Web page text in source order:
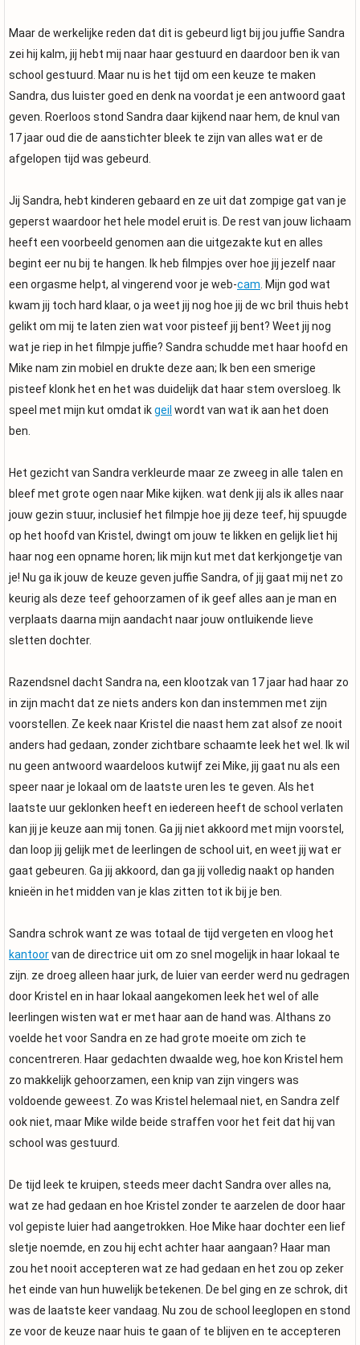
Maar de werkelijke reden dat dit is gebeurd ligt bij jou juffie Sandra
zei hij kalm, jij hebt mij naar haar gestuurd en daardoor ben ik van
school gestuurd. Maar nu is het tijd om een keuze te maken
Sandra, dus luister goed en denk na voordat je een antwoord gaat
geven. Roerloos stond Sandra daar kijkend naar hem, de knul van
17 jaar oud die de aanstichter bleek te zijn van alles wat er de
afgelopen tijd was gebeurd.
Jij Sandra, hebt kinderen gebaard en ze uit dat zompige gat van je
geperst waardoor het hele model eruit is. De rest van jouw lichaam
heeft een voorbeeld genomen aan die uitgezakte kut en alles
begint eer nu bij te hangen. Ik heb filmpjes over hoe jij jezelf naar
een orgasme helpt, al vingerend voor je web-cam . Mijn god wat
kwam jij toch hard klaar, o ja weet jij nog hoe jij de wc bril thuis hebt
gelikt om mij te laten zien wat voor pisteef jij bent? Weet jij nog
wat je riep in het filmpje juffie? Sandra schudde met haar hoofd en
Mike nam zin mobiel en drukte deze aan; Ik ben een smerige
pisteef klonk het en het was duidelijk dat haar stem oversloeg. Ik
speel met mijn kut omdat ikgeil wordt van wat ik aan het doen
ben.
Het gezicht van Sandra verkleurde maar ze zweeg in alle talen en
bleef met grote ogen naar Mike kijken. wat denk jij als ik alles naar
jouw gezin stuur, inclusief het filmpje hoe jij deze teef, hij spuugde
op het hoofd van Kristel, dwingt om jouw te likken en gelijk liet hij
haar nog een opname horen; lik mijn kut met dat kerkjongetje van
je! Nu ga ik jouw de keuze geven juffie Sandra, of jij gaat mij net zo
keurig als deze teef gehoorzamen of ik geef alles aan je man en
verplaats daarna mijn aandacht naar jouw ontluikende lieve
sletten dochter.
Razendsnel dacht Sandra na, een klootzak van 17 jaar had haar zo
in zijn macht dat ze niets anders kon dan instemmen met zijn
voorstellen. Ze keek naar Kristel die naast hem zat alsof ze nooit
anders had gedaan, zonder zichtbare schaamte leek het wel. Ik wil
nu geen antwoord waardeloos kutwijf zei Mike, jij gaat nu als een
speer naar je lokaal om de laatste uren les te geven. Als het
laatste uur geklonken heeft en iedereen heeft de school verlaten
kan jij je keuze aan mij tonen. Ga jij niet akkoord met mijn voorstel,
dan loop jij gelijk met de leerlingen de school uit, en weet jij wat er
gaat gebeuren. Ga jij akkoord, dan ga jij volledig naakt op handen
knieën in het midden van je klas zitten tot ik bij je ben.
Sandra schrok want ze was totaal de tijd vergeten en vloog het
kantoorvan de directrice uit om zo snel mogelijk in haar lokaal te
zijn. ze droeg alleen haar jurk, de luier van eerder werd nu gedragen
door Kristel en in haar lokaal aangekomen leek het wel of alle
leerlingen wisten wat er met haar aan de hand was. Althans zo
voelde het voor Sandra en ze had grote moeite om zich te
concentreren. Haar gedachten dwaalde weg, hoe kon Kristel hem
zo makkelijk gehoorzamen, een knip van zijn vingers was
voldoende geweest. Zo was Kristel helemaal niet, en Sandra zelf
ook niet, maar Mike wilde beide straffen voor het feit dat hij van
school was gestuurd.
De tijd leek te kruipen, steeds meer dacht Sandra over alles na,
wat ze had gedaan en hoe Kristel zonder te aarzelen de door haar
vol gepiste luier had aangetrokken. Hoe Mike haar dochter een lief
sletje noemde, en zou hij echt achter haar aangaan? Haar man
zou het nooit accepteren wat ze had gedaan en het zou op zeker
het einde van hun huwelijk betekenen. De bel ging en ze schrok, dit
was de laatste keer vandaag. Nu zou de school leeglopen en stond
ze voor de keuze naar huis te gaan of te blijven en te accepteren